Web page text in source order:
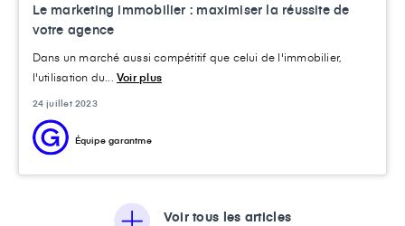
Le marketing immobilier : maximiser la réussite de
votre agence
Dans un marché aussi compétitif que celui de l'immobilier,
l'utilisation du... Voir plus
24 juillet 2023
Équipe garantme
Voir tous les articles